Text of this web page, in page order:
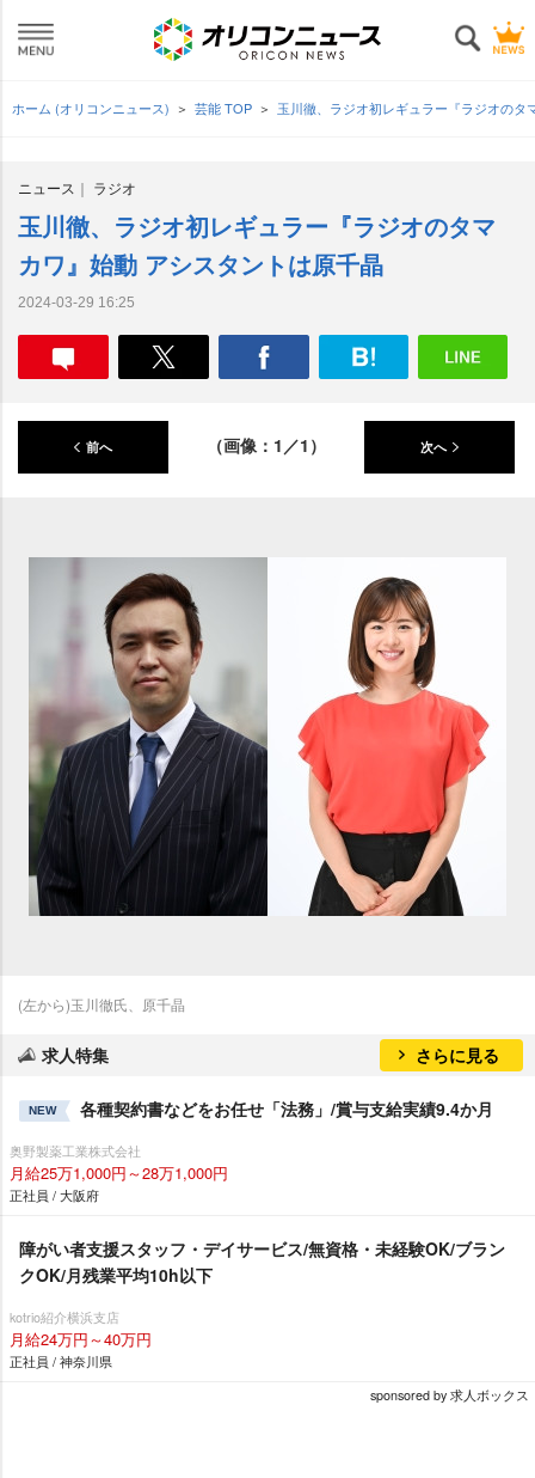
ホーム (オリコンニュース) 芸能 TOP 玉川徹、ラジオ初レギュラー『ラジオの
ニュース ラジオ
玉川徹、ラジオ初レギュラー『ラジオのタマ
カワ』始動 アシスタントは原千晶
2024-03-29 16:25
前へ （画像：1／1） 次へ
(左から)玉川徹氏、原千晶
求人特集 さらに見る
NEW 各種契約書などをお任せ「法務」/賞与支給実績9.4か月
奥野製薬工業株式会社
月給25万1,000円～28万1,000円
正社員 / 大阪府
障がい者支援スタッフ・デイサービス/無資格・未経験OK/ブラン
クOK/月残業平均10h以下
kotrio紹介横浜支店
月給24万円～40万円
正社員 / 神奈川県
sponsored by 求人ボックス